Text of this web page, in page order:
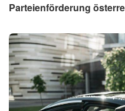
Parteienförderung